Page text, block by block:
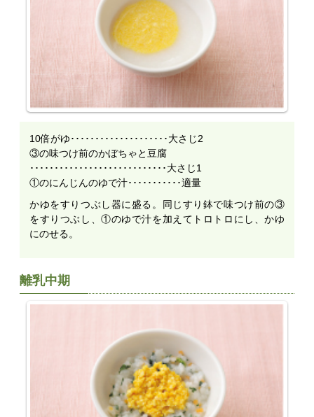
10倍がゆ････････････････････大さじ2
③の味つけ前のかぼちゃと豆腐
････････････････････････････大さじ1
①のにんじんのゆで汁･･･････････適量
かゆをすりつぶし器に盛る。同じすり鉢で味つけ前の③
をすりつぶし、①のゆで汁を加えてトロトロにし、かゆ
にのせる。
離乳中期